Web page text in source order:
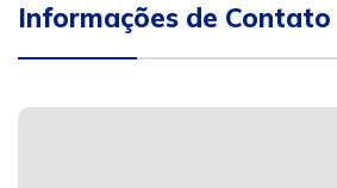
Informações de Contato